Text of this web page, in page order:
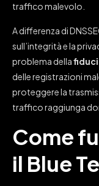
traffico malevolo.
A differenza di
sull’integrità e la
problema della
delle registrazioni
proteggere la
traffico raggiunga
Come
il Blue